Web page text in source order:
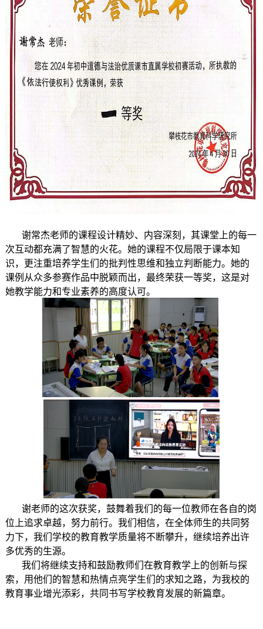
谢常杰老师的课程设计精妙、内容深刻，其课堂上的每一
次互动都充满了智慧的火花。她的课程不仅局限于课本知
识，更注重培养学生们的批判性思维和独立判断能力。她的
课例从众多参赛作品中脱颖而出，最终荣获一等奖，这是对
她教学能力和专业素养的高度认可。
谢老师的这次获奖，鼓舞着我们的每一位教师在各自的岗
位上追求卓越，努力前行。我们相信，在全体师生的共同努
力下，我们学校的教育教学质量将不断攀升，继续培养出许
多优秀的生源。
我们将继续支持和鼓励教师们在教育教学上的创新与探
索，用他们的智慧和热情点亮学生们的求知之路，为我校的
教育事业增光添彩，共同书写学校教育发展的新篇章。